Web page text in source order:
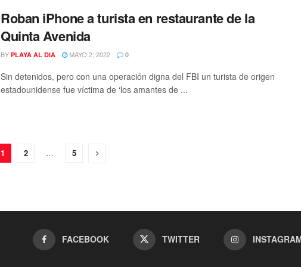
Roban iPhone a turista en restaurante de la
Quinta Avenida
BY PLAYA AL DIA MAYO 2, 2022 0
Sin detenidos, pero con una operación digna del FBI un turista de origen
estadounidense fue víctima de ‘los amantes de ...
1 2 … 5
FACEBOOK TWITTER